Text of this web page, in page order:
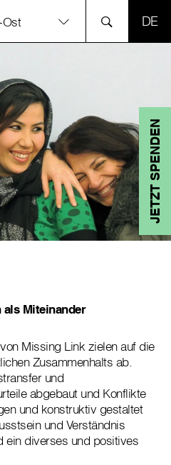
Ost
JETZT SPENDEN
Miteinander
Missing Link zielen auf die
Zusammenhalts ab.
und
abgebaut und Konflikte
und konstruktiv gestaltet
und Verständnis
ein diverses und positives